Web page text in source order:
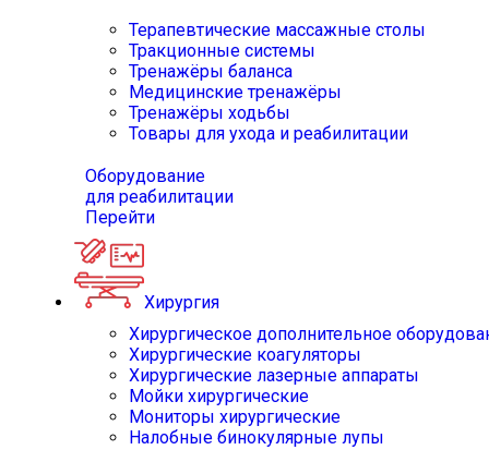
Терапевтические массажные столы
Тракционные системы
Тренажёры баланса
Медицинские тренажёры
Тренажёры ходьбы
Товары для ухода и реабилитации
Оборудование
для реабилитации
Перейти
Хирургия
Хирургическое дополнительное
Хирургические коагуляторы
Хирургические лазерные аппараты
Мойки хирургические
Мониторы хирургические
Налобные бинокулярные лупы